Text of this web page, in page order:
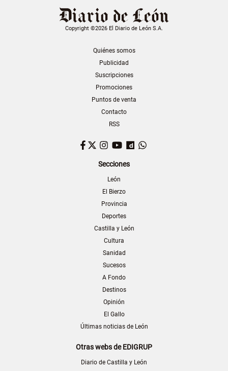
Copyright ©2026 El Diario de León S.A.
Quiénes somos
Publicidad
Suscripciones
Promociones
Puntos de venta
Contacto
RSS
Facebook
TwitterInstagram
YouTubeDailymotion
Secciones
León
El Bierzo
Provincia
Deportes
Castilla y León
Cultura
Sanidad
Sucesos
A Fondo
Destinos
Opinión
El Gallo
Últimas noticias de León
Otras webs de EDIGRUP
Diario de Castilla y León